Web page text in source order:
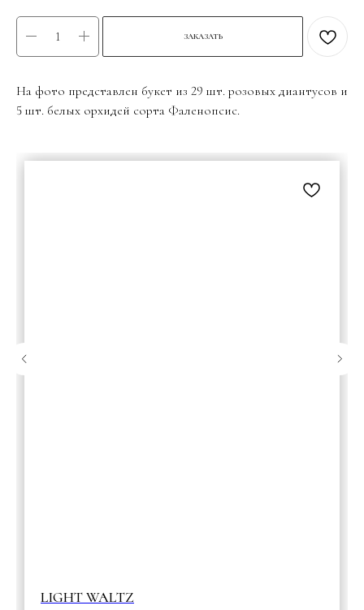
ЗАКАЗАТЬ
На фото представлен букет из 29 шт. розовых диантусов и
5 шт. белых орхидей сорта Фаленопсис.
LIGHT WALTZ